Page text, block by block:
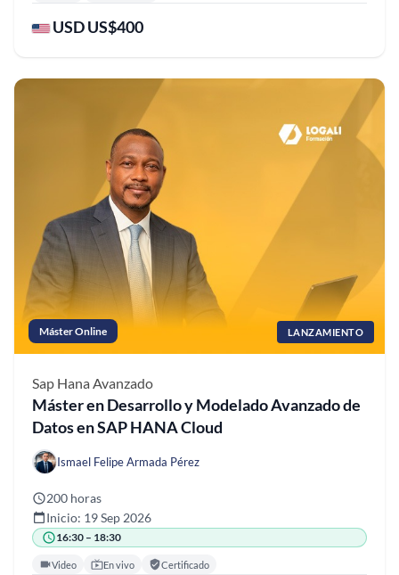
USD US$400
Máster Online LANZAMIENTO
Sap Hana Avanzado
Máster en Desarrollo y Modelado Avanzado de
Datos en SAP HANA Cloud
Ismael Felipe Armada Pérez
200 horas
Inicio: 19 Sep 2026
16:30 – 18:30
Video En vivo Certificado